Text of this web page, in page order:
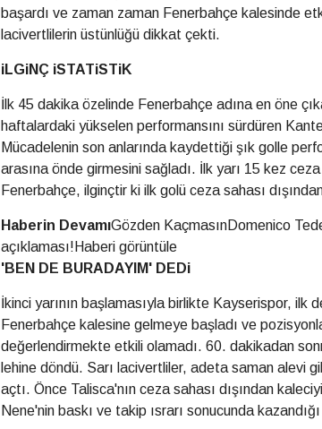
başardı ve zaman zaman Fenerbahçe kalesinde
lacivertlilerin üstünlüğü dikkat çekti.
iLGiNÇ iSTATiSTiK
İlk 45 dakika özelinde Fenerbahçe adına en öne
haftalardaki yükselen performansını sürdüren
Mücadelenin son anlarında kaydettiği şık golle
arasına önde girmesini sağladı. İlk yarı 15 kez
Fenerbahçe, ilginçtir ki ilk golü ceza sahası
Haberin DevamıGözden KaçmasınDomenico
açıklaması!Haberi görüntüle
'BEN DE BURADAYIM' DEDi
İkinci yarının başlamasıyla birlikte Kayserispor, ilk
Fenerbahçe kalesine gelmeye başladı ve
değerlendirmekte etkili olamadı. 60. dakikadan
lehine döndü. Sarı lacivertliler, adeta saman alevi
açtı. Önce Talisca'nın ceza sahası dışından
Nene'nin baskı ve takip ısrarı sonucunda